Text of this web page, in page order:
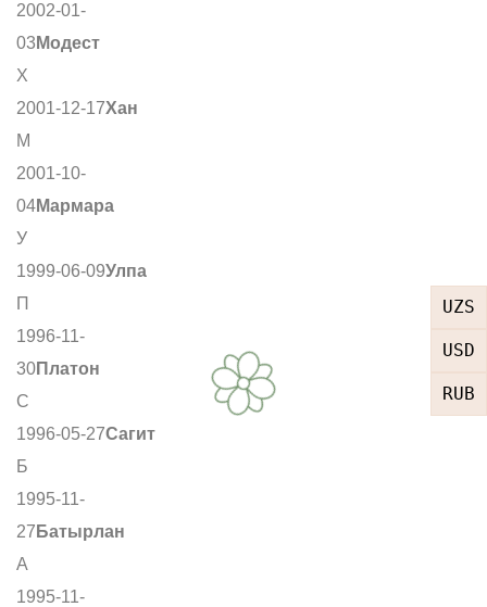
UZS
USD
RUB
2002-01-
03 Модест
Х
2001-12-17Хан
М
2001-10-
04Мармара
У
1999-06-09Улпа
П
1996-11-
30Платон
С
1996-05-27Сагит
Б
1995-11-
27 Батырлан
А
1995-11-